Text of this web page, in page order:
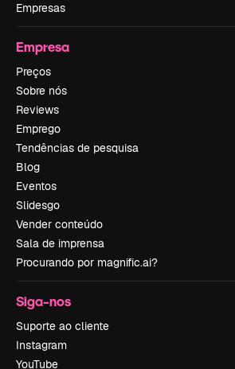
Empresas
Empresa
Preços
Sobre nós
Reviews
Emprego
Tendências de pesquisa
Blog
Eventos
Slidesgo
Vender conteúdo
Sala de imprensa
Procurando por magnific.ai?
Siga-nos
Suporte ao cliente
Instagram
YouTube